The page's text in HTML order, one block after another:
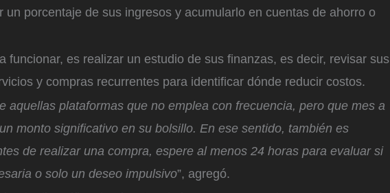
un porcentaje de sus ingresos y acumularlo en cuentas de ahorro o
funcionar, es realizar un estudio de sus finanzas, es decir, revisar sus
y compras recurrentes para identificar dónde reducir costos.
aquellas plataformas que no emplea con frecuencia, pero que mes a
monto significativo en su bolsillo. En ese sentido, también es
de realizar una compra, espere al menos 24 horas para evaluar si
o solo un deseo impulsivo”, agregó.